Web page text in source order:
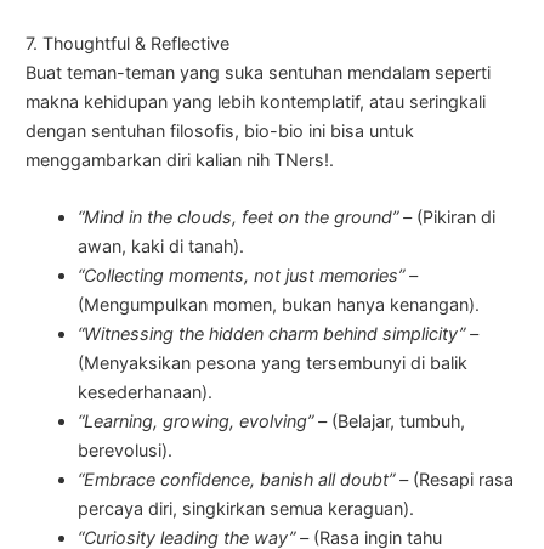
7. Thoughtful & Reflective
Buat teman-teman yang suka sentuhan mendalam seperti
makna kehidupan yang lebih kontemplatif, atau seringkali
dengan sentuhan filosofis, bio-bio ini bisa untuk
menggambarkan diri kalian nih TNers!.
“Mind in the clouds, feet on the ground” – (Pikiran di
awan, kaki di tanah).
“Collecting moments, not just memories” –
(Mengumpulkan momen, bukan hanya kenangan).
“Witnessing the hidden charm behind simplicity” –
(Menyaksikan pesona yang tersembunyi di balik
kesederhanaan).
“Learning, growing, evolving” – (Belajar, tumbuh,
berevolusi).
“Embrace confidence, banish all doubt” – (Resapi rasa
percaya diri, singkirkan semua keraguan).
“Curiosity leading the way” – (Rasa ingin tahu